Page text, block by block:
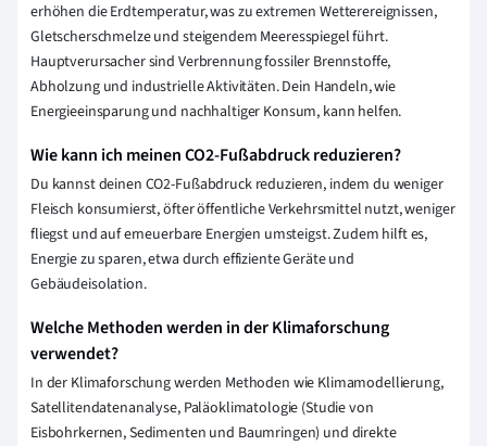
erhöhen die Erdtemperatur, was zu extremen Wetterereignissen,
Gletscherschmelze und steigendem Meeresspiegel führt.
Hauptverursacher sind Verbrennung fossiler Brennstoffe,
Abholzung und industrielle Aktivitäten. Dein Handeln, wie
Energieeinsparung und nachhaltiger Konsum, kann helfen.
Wie kann ich meinen CO2-Fußabdruck reduzieren?
Du kannst deinen CO2-Fußabdruck reduzieren, indem du weniger
Fleisch konsumierst, öfter öffentliche Verkehrsmittel nutzt, weniger
fliegst und auf erneuerbare Energien umsteigst. Zudem hilft es,
Energie zu sparen, etwa durch effiziente Geräte und
Gebäudeisolation.
Welche Methoden werden in der Klimaforschung
verwendet?
In der Klimaforschung werden Methoden wie Klimamodellierung,
Satellitendatenanalyse, Paläoklimatologie (Studie von
Eisbohrkernen, Sedimenten und Baumringen) und direkte